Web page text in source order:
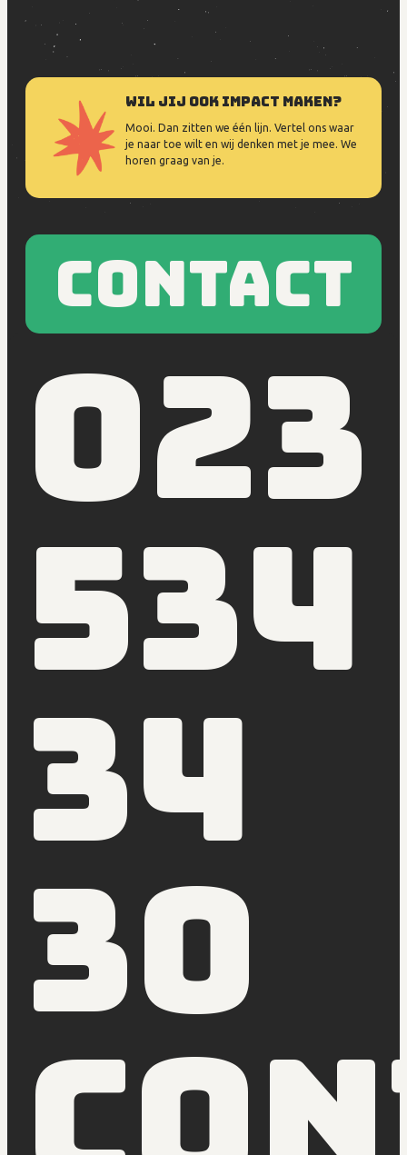
Wil jij ook impact maken?
Mooi. Dan zitten we één lijn. Vertel ons waar
je naar toe wilt en wij denken met je mee. We
horen graag van je.
Contact
023
534
34
30